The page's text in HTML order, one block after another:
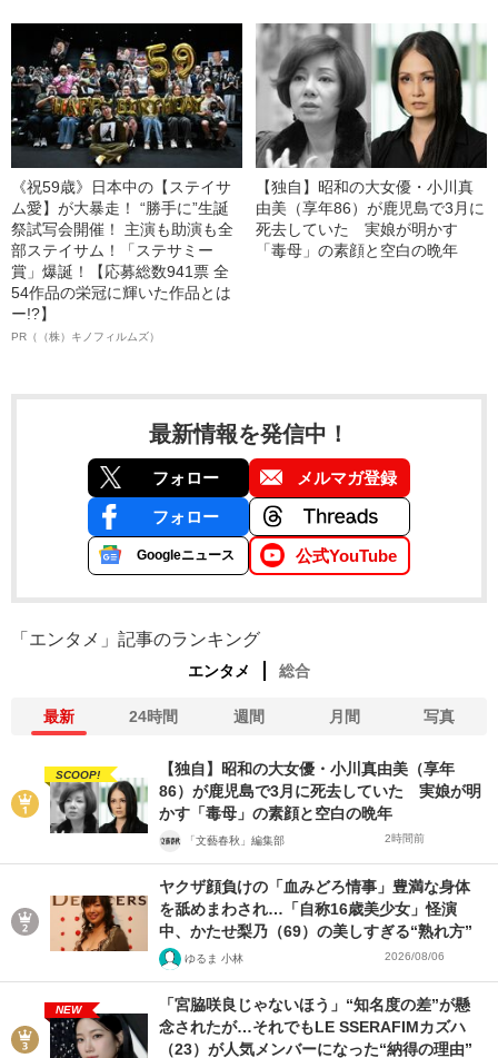
《祝59歳》日本中の【ステイサ
ム愛】が大暴走！ “勝手に”生誕
祭試写会開催！ 主演も助演も全
部ステイサム！「ステサミー
賞」爆誕！【応募総数941票 全
54作品の栄冠に輝いた作品とは
ー!?】
PR（（株）キノフィルムズ）
【独自】昭和の大女優・小川真
由美（享年86）が鹿児島で3月に
死去していた 実娘が明かす
「毒母」の素顔と空白の晩年
最新情報を発信中！
フォロー メルマガ登録
フォロー
Googleニュース 公式YouTube
「エンタメ」記事のランキング
エンタメ 総合
最新 24時間 週間 月間 写真
SCOOP!
【独自】昭和の大女優・小川真由美（享年
86）が鹿児島で3月に死去していた 実娘が明
かす「毒母」の素顔と空白の晩年
「文藝春秋」編集部 2時間前
ヤクザ顔負けの「血みどろ情事」豊満な身体
を舐めまわされ…「自称16歳美少女」怪演
中、かたせ梨乃（69）の美しすぎる“熟れ方”
ゆるま 小林 2026/08/06
NEW
「宮脇咲良じゃないほう」“知名度の差”が懸
念されたが…それでもLE SSERAFIMカズハ
（23）が人気メンバーになった“納得の理由”